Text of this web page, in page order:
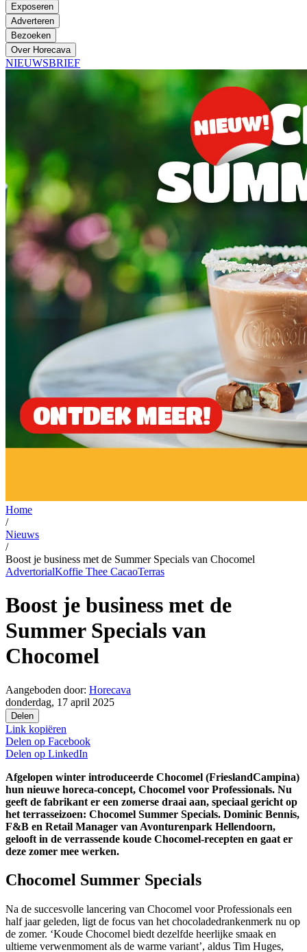
Exposeren
Adverteren
Bezoeken
Over Horecava
NIEUWSBRIEF
Home
/
Nieuws
/
Boost je business met de Summer Specials van Chocomel
AdvertorialKoffie Thee CacaoTerras
Boost je business met de
Summer Specials van
Chocomel
Aangeboden door: Horecava
donderdag, 17 april 2025
Delen
Link kopiëren
Delen op Facebook
Delen op LinkedIn
Afgelopen winter introduceerde Chocomel (FrieslandCampina)
hun nieuwe horeca-concept, Chocomel voor Professionals. Nu
geeft de fabrikant er een zomerse draai aan, speciaal gericht op
het terrasseizoen: Chocomel Summer Specials. Dominic Bennis,
F&B en Retail Manager van Avonturenpark Hellendoorn,
gelooft in de verrassende koude Chocomel-recepten en gaat er
deze zomer mee werken.
Chocomel Summer Specials
Na de succesvolle lancering van Chocomel voor Professionals een
half jaar geleden, ligt de focus van het chocoladedrankenmerk nu op
de zomer. ‘Koude Chocomel biedt dezelfde heerlijke smaak en
ultieme verwenmoment als de warme variant’, aldus Tim Huges,